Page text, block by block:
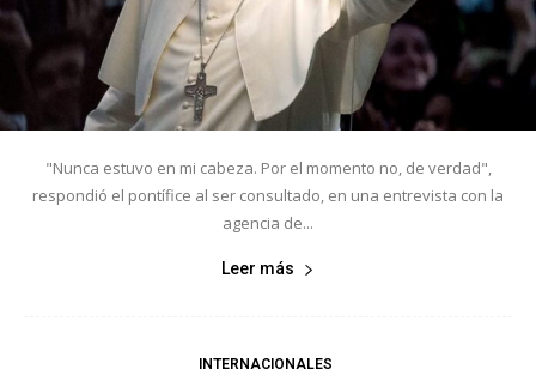
"Nunca estuvo en mi cabeza. Por el momento no, de verdad",
respondió el pontífice al ser consultado, en una entrevista con la
agencia de...
Leer más
INTERNACIONALES